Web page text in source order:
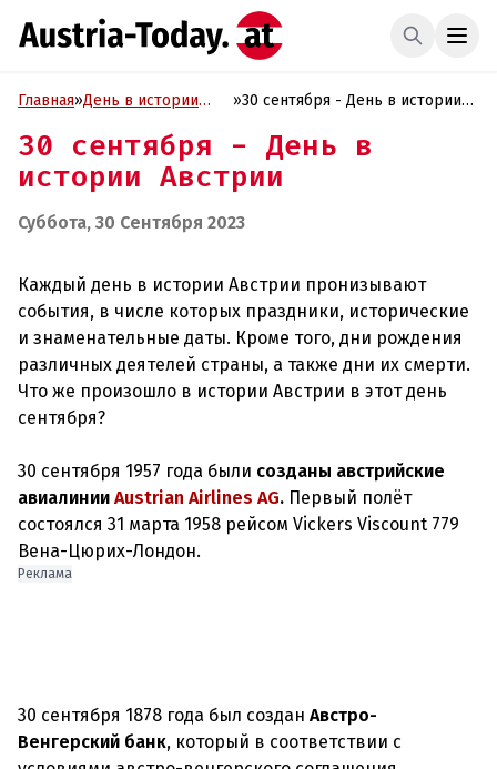
Главная»День в истории
»30 сентября - День в истории
30 сентября - День в
истории Австрии
Суббота, 30 Сентября 2023
Каждый день в истории Австрии пронизывают
события, в числе которых праздники, исторические
и знаменательные даты. Кроме того, дни рождения
различных деятелей страны, а также дни их смерти.
Что же произошло в истории Австрии в этот день
сентября?
30 сентября 1957 года были созданы австрийские
авиалинии Austrian Airlines AG. Первый полёт
состоялся 31 марта 1958 рейсом Vickers Viscount 779
Вена-Цюрих-Лондон.
Реклама
30 сентября 1878 года был создан Австро-
Венгерский банк, который в соответствии с